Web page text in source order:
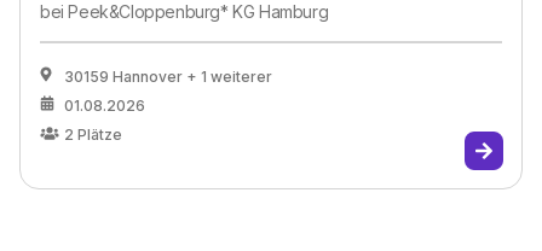
beiPeek&Cloppenburg* KG Hamburg
30159 Hannover + 1 weiterer
01.08.2026
2 Plätze